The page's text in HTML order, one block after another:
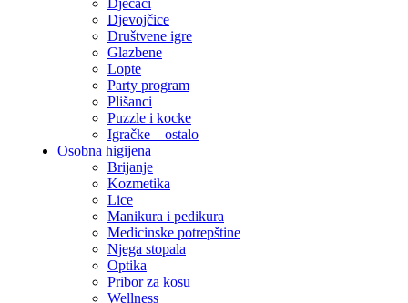
Dječaci
Djevojčice
Društvene igre
Glazbene
Lopte
Party program
Plišanci
Puzzle i kocke
Igračke – ostalo
Osobna higijena
Brijanje
Kozmetika
Lice
Manikura i pedikura
Medicinske potrepštine
Njega stopala
Optika
Pribor za kosu
Wellness